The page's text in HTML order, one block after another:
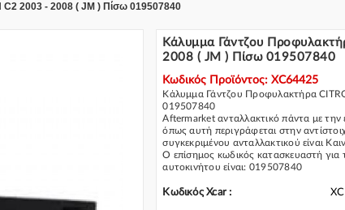
2003 - 2008 ( JM ) Πίσω 019507840
Κάλυμμα Γάντζου
2008 ( JM ) Πίσω 019507840
Κωδικός Προϊόντος: XC64425
Κάλυμμα Γάντζου Προφυλακτήρα
019507840
Aftermarket ανταλλακτικό πάντα με την
όπως αυτή περιγράφεται στην
συγκεκριμένου ανταλλακτικού είναι
Ο επίσημος κωδικός κατασκευαστή για
αυτοκινήτου είναι: 019507840
απευθύνεστε σε εξειδικευμένο
Κωδικός Xcar :